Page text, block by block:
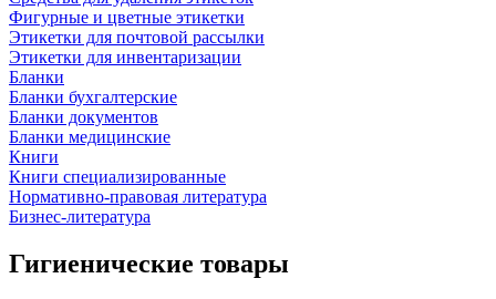
Фигурные и цветные этикетки
Этикетки для почтовой рассылки
Этикетки для инвентаризации
Бланки
Бланки бухгалтерские
Бланки документов
Бланки медицинские
Книги
Книги специализированные
Нормативно-правовая литература
Бизнес-литература
Гигиенические товары